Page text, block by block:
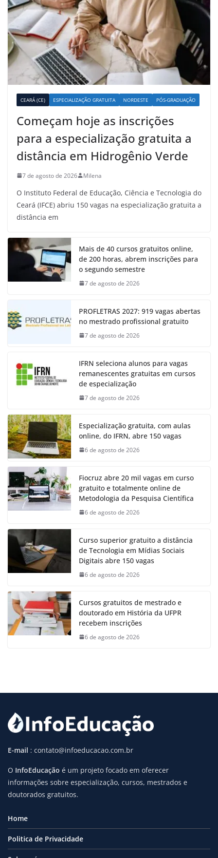
CEARÁ (CE) ESPECIALIZAÇÃO GRATUITA NORDESTE PÓS-GRADUAÇÃO
Começam hoje as inscrições
para a especialização gratuita a
distância em Hidrogênio Verde
7 de agosto de 2026 Milena
O Instituto Federal de Educação, Ciência e Tecnologia do
Ceará (IFCE) abriu 150 vagas na especialização gratuita a
distância em
Mais de 40 cursos gratuitos online,
de 200 horas, abrem inscrições para
o segundo semestre
7 de agosto de 2026
PROFLETRAS 2027: 919 vagas abertas
no mestrado profissional gratuito
7 de agosto de 2026
IFRN seleciona alunos para vagas
remanescentes gratuitas em cursos
de especialização
7 de agosto de 2026
Especialização gratuita, com aulas
online, do IFRN, abre 150 vagas
6 de agosto de 2026
Fiocruz abre 20 mil vagas em curso
gratuito e totalmente online de
Metodologia da Pesquisa Científica
6 de agosto de 2026
Curso superior gratuito a distância
de Tecnologia em Mídias Sociais
Digitais abre 150 vagas
6 de agosto de 2026
Cursos gratuitos de mestrado e
doutorado em História da UFPR
recebem inscrições
6 de agosto de 2026
E-mail : contato@infoeducacao.com.br
O InfoEducação é um projeto focado em oferecer
informações sobre especialização, cursos, mestrados e
doutorados gratuitos.
Home
Politica de Privacidade